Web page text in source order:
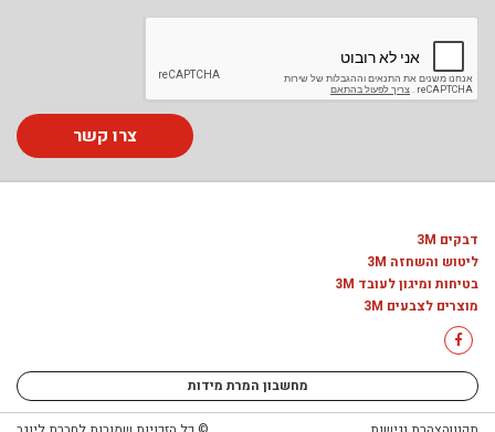
צרו קשר
דבקים 3M
ליטוש והשחזה 3M
בטיחות ומיגון לעובד 3M
מוצרים לצבעים 3M
מחשבון המרת מידות